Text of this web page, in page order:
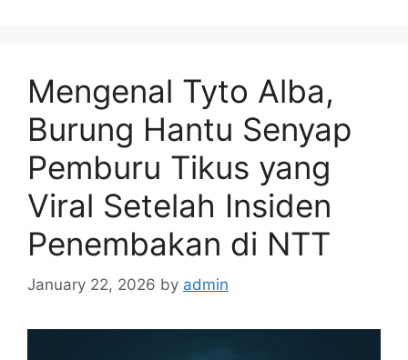
Mengenal Tyto Alba,
Burung Hantu Senyap
Pemburu Tikus yang
Viral Setelah Insiden
Penembakan di NTT
January 22, 2026 by admin